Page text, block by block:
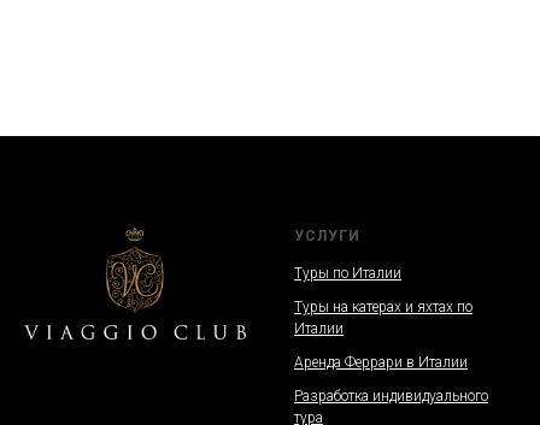
УСЛУГИ
Туры по Италии
Туры на катерах и яхтах по
Италии
Аренда Феррари в Италии
Разработка индивидуального
тура